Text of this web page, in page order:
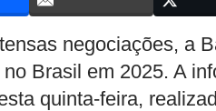
negociações, a
Brasil em 2025. A
quinta-feira,